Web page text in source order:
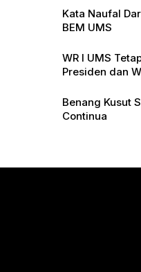
Kata Naufal
BEM UMS
WR I UMS
Presiden dan
Benang Kusut
Continua